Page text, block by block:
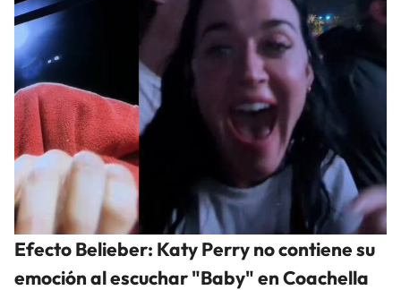
Efecto Belieber: Katy Perry no contiene su
emoción al escuchar "Baby" en Coachella